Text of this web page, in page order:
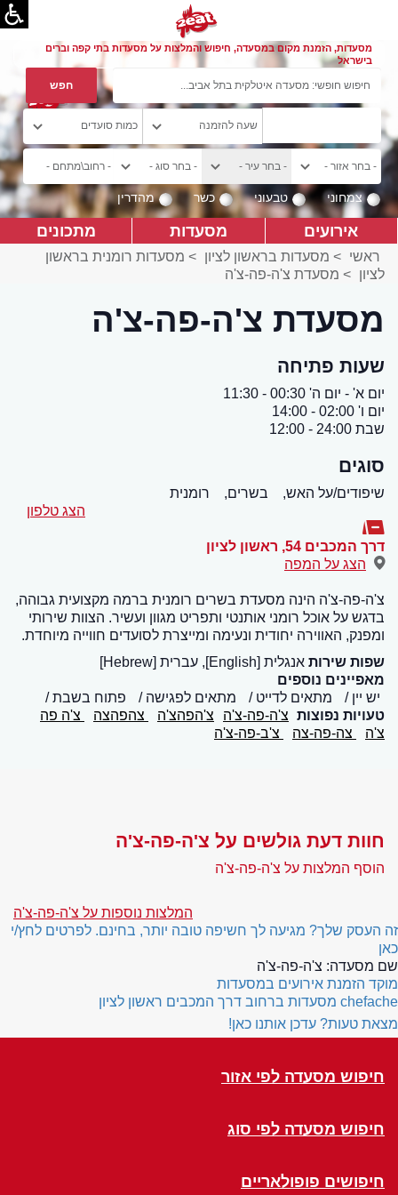
מסעדות, הזמנת מקום במסעדה, חיפוש והמלצות על מסעדות בתי קפה וברים
בישראל
צמחוני טבעוני כשר מהדרין
אירועים מסעדות מתכונים
ראשי > מסעדות בראשון לציון > מסעדות רומנית בראשון
לציון > מסעדת צ'ה-פה-צ'ה
מסעדת צ'ה-פה-צ'ה
שעות פתיחה
יום א' - יום ה' 00:30 - 11:30
יום ו' 02:00 - 14:00
שבת 24:00 - 12:00
סוגים
שיפודים/על האש, בשרים,
רומנית
הצג טלפון
דרך המכבים 54 , ראשון לציון
הצג על המפה
צ'ה-פה-צ'ה הינה מסעדת בשרים רומנית ברמה מקצועית גבוהה,
בדגש על אוכל רומני אותנטי ותפריט מגוון ועשיר. הצוות שירותי
ומפנק, האווירה יחודית ונעימה ומייצרת לסועדים חווייה מיוחדת.
שפות שירות אנגלית [English], עברית [Hebrew]
מאפיינים נוספים
יש יין
מתאים לדייט מתאים לפגישה
פתוח בשבת
טעויות נפוצות צ'ה-פה-צ'ה צ'הפהצ'ה צהפהצה
צ'ה פה
צ'ה
צה-פה-צה צ'ב-פה-צ'ה
חוות דעת גולשים על צ'ה-פה-צ'ה
הוסף המלצות על צ'ה-פה-צ'ה
המלצות נוספות על צ'ה-פה-צ'ה
זה העסק שלך? מגיעה לך חשיפה טובה יותר, בחינם. לפרטים לחץ/י
כאן
שם מסעדה: צ'ה-פה-צ'ה
מוקד הזמנת אירועים במסעדות
chefache מסעדות ברחוב דרך המכבים ראשון לציון
מצאת טעות? עדכן אותנו כאן!
חיפוש מסעדה לפי אזור
חיפוש מסעדה לפי סוג
חיפושים פופולאריים